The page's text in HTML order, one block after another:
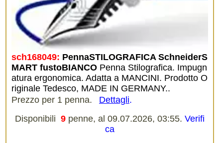
sch168049: PennaSTILOGRAFICA SchneiderS
MART fustoBIANCO Penna Stilografica. Impugn
atura ergonomica. Adatta a MANCINI. Prodotto O
riginale Tedesco, MADE IN GERMANY..
Prezzo per 1 penna.
Dettagli.
Disponibili 9 penne, al 09.07.2026, 03:55. Verifi
ca